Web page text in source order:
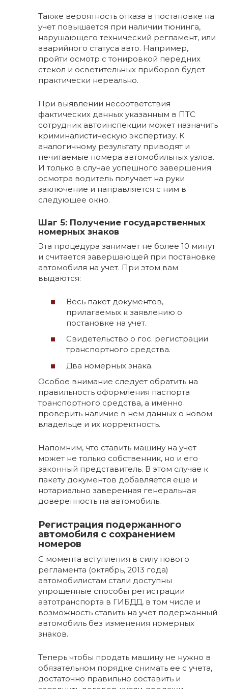
Также вероятность отказа в постановке на
учет повышается при наличии тюнинга,
нарушающего технический регламент, или
аварийного статуса авто. Например,
пройти осмотр с тонировкой передних
стекол и осветительных приборов будет
практически нереально.
При выявлении несоответствия
фактических данных указанным в ПТС
сотрудник автоинспекции может назначить
криминалистическую экспертизу. К
аналогичному результату приводят и
нечитаемые номера автомобильных узлов.
И только в случае успешного завершения
осмотра водитель получает на руки
заключение и направляется с ним в
следующее окно.
Шаг 5: Получение государственных
номерных знаков
Эта процедура занимает не более 10 минут
и считается завершающей при постановке
автомобиля на учет. При этом вам
выдаются:
Весь пакет документов,
прилагаемых к заявлению о
постановке на учет.
Свидетельство о гос. регистрации
транспортного средства.
Два номерных знака.
Особое внимание следует обратить на
правильность оформления паспорта
транспортного средства, а именно
проверить наличие в нем данных о новом
владельце и их корректность.
Напомним, что ставить машину на учет
может не только собственник, но и его
законный представитель. В этом случае к
пакету документов добавляется ещё и
нотариально заверенная генеральная
доверенность на автомобиль.
Регистрация подержанного
автомобиля с сохранением
номеров
С момента вступления в силу нового
регламента (октябрь, 2013 года)
автомобилистам стали доступны
упрощенные способы регистрации
автотранспорта в ГИБДД, в том числе и
возможность ставить на учет подержанный
автомобиль без изменения номерных
знаков.
Теперь чтобы продать машину не нужно в
обязательном порядке снимать ее с учета,
достаточно правильно составить и